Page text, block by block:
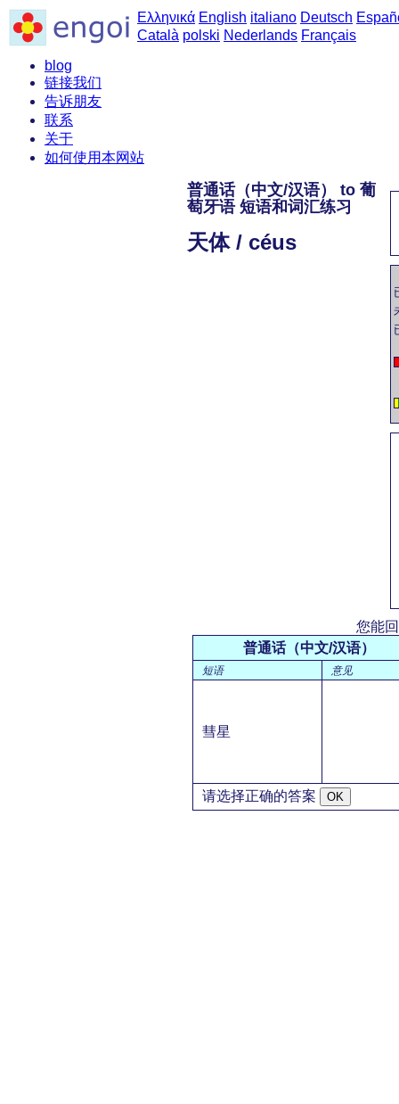
Ελληνικά English italiano Deutsch
Català polski Nederlands Français
blog
链接我们
告诉朋友
联系
关于
如何使用本网站
普通话（中文/汉语） to 葡
萄牙语 短语和词汇练习
天体 / céus
您能
普通话（中文/汉语）
短语 意见
彗星
请选择正确的答案